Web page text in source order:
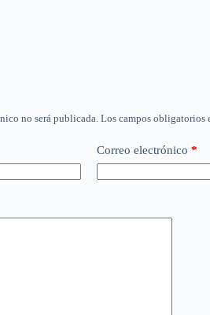
no será publicada. Los campos obligatorios
Correo electrónico *